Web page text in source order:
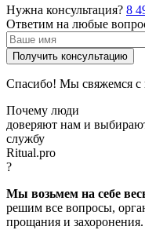
Нужна консультация? 8
Ответим на любые
Получить консультацию
Спасибо! Мы свяжемся с
Почему люди
доверяют нам и
службу
Ritual.pro
?
Мы возьмем на себе
решим все вопросы,
прощания и захоронения.